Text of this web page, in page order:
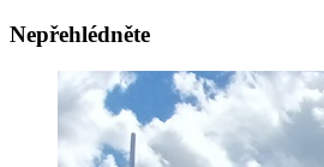
Nepřehlédněte